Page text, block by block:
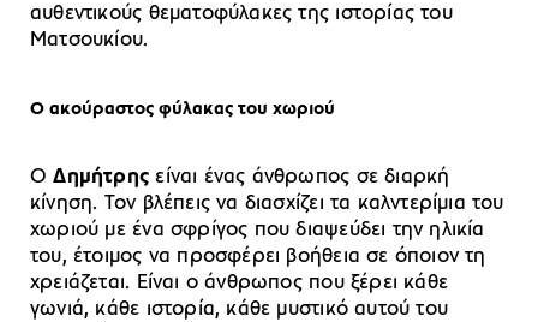
αυθεντικούς θεματοφύλακες της ιστορίας του
Ματσουκίου.
Ο ακούραστος φύλακας του χωριού
ΟΔημήτρης είναι ένας άνθρωπος σε διαρκή
κίνηση. Τον βλέπεις να διασχίζει τα καλντερίμια του
χωριού με ένα σφρίγος που διαψεύδει την ηλικία
του, έτοιμος να προσφέρει βοήθεια σε όποιον τη
χρειάζεται. Είναι ο άνθρωπος που ξέρει κάθε
γωνιά, κάθε ιστορία, κάθε μυστικό αυτού του